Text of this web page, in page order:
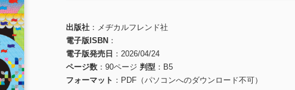
出版社
メヂカルフレンド社
電子版ISBN
電子版発売日
2026/04/24
ページ数
90ページ 判型
B5
フォーマット
PDF（パソコンへのダウンロード不可）